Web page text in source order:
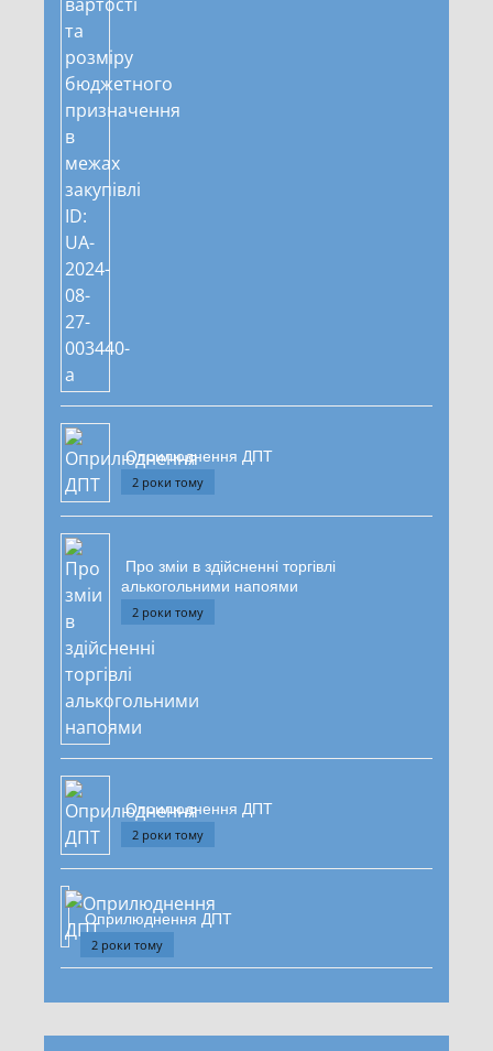
Оприлюднення ДПТ
2 роки тому
Про зміи в здійсненні торгівлі
алькогольними напоями
2 роки тому
Оприлюднення ДПТ
2 роки тому
Оприлюднення ДПТ
2 роки тому